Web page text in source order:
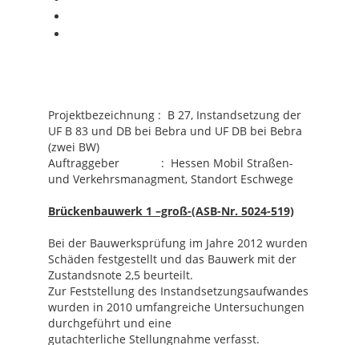
Projektbezeichnung : B 27, Instandsetzung der
UF B 83 und DB bei Bebra und UF DB bei Bebra
(zwei BW)
Auftraggeber : Hessen Mobil Straßen-
und Verkehrsmanagment, Standort Eschwege
Brückenbauwerk 1 –groß-(ASB-Nr. 5024-519)
Bei der Bauwerksprüfung im Jahre 2012 wurden
Schäden festgestellt und das Bauwerk mit der
Zustandsnote 2,5 beurteilt.
Zur Feststellung des Instandsetzungsaufwandes
wurden in 2010 umfangreiche Untersuchungen
durchgeführt und eine
gutachterliche Stellungnahme verfasst.